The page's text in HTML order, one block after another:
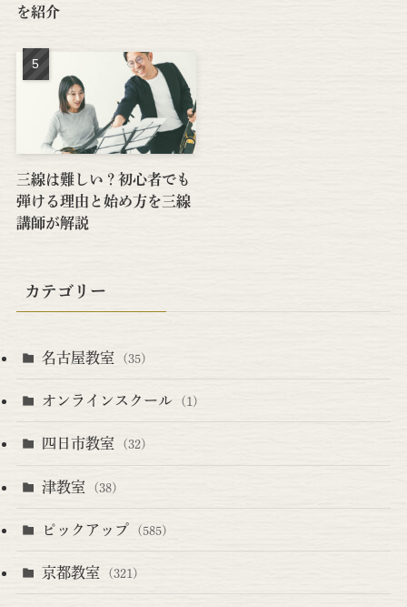
を紹介
三線は難しい？初心者でも
弾ける理由と始め方を三線
講師が解説
カテゴリー
名古屋教室 (35)
オンラインスクール (1)
四日市教室 (32)
津教室 (38)
ピックアップ (585)
京都教室 (321)